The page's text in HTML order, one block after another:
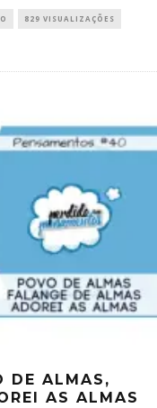
829 VISUALIZAÇÕES
DE ALMAS,
AS ALMAS